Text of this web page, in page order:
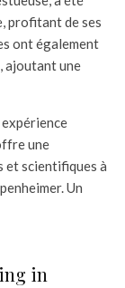
profitant de ses
ont également
ajoutant une
expérience
une
et scientifiques à
Un
in